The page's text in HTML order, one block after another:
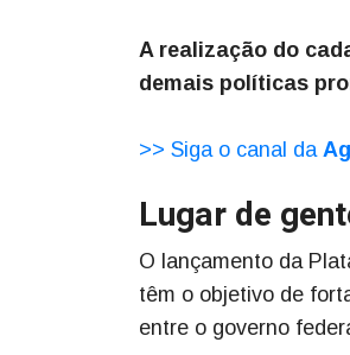
A realização do
demais políticas
>> Siga o canal da
Lugar de
O lançamento da
têm o objetivo de
entre o governo